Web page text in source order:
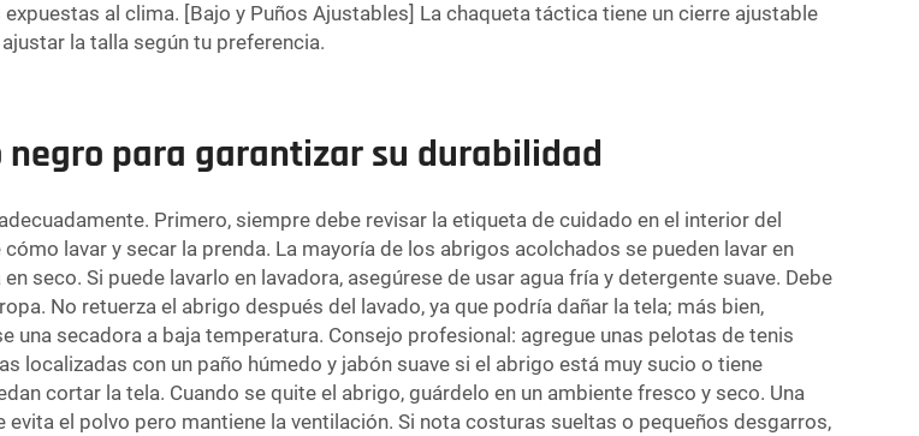
al clima. [Bajo y Puños Ajustables] La chaqueta táctica tiene un cierre ajustable
la talla según tu preferencia.
para garantizar su durabilidad
Primero, siempre debe revisar la etiqueta de cuidado en el interior del
lavar y secar la prenda. La mayoría de los abrigos acolchados se pueden lavar en
seco. Si puede lavarlo en lavadora, asegúrese de usar agua fría y detergente suave. Debe
No retuerza el abrigo después del lavado, ya que podría dañar la tela; más bien,
una secadora a baja temperatura. Consejo profesional: agregue unas pelotas de tenis
localizadas con un paño húmedo y jabón suave si el abrigo está muy sucio o tiene
cortar la tela. Cuando se quite el abrigo, guárdelo en un ambiente fresco y seco. Una
el polvo pero mantiene la ventilación. Si nota costuras sueltas o pequeños desgarros,